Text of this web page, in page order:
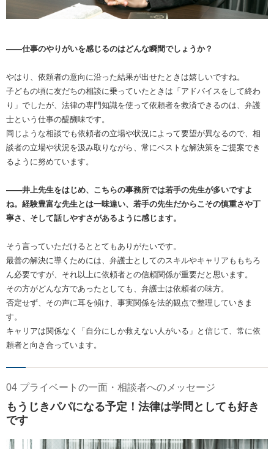
――仕事のやりがいを感じるのはどんな瞬間でしょうか？
やはり、依頼者の意向に沿った結果が出せたときは嬉しいですね。
子どもの頃に友だちの相談に乗っていたときは「アドバイスをして終わ
り」でしたが、法律の専門知識を使って依頼者を救済できるのは、弁護
士という仕事の醍醐味です。
同じような相談でも依頼者の立場や状況によって要望が異なるので、相
談者の立場や状況を汲み取りながら、常にベストな解決策をご提案でき
るように努めています。
――井上先生をはじめ、こちらの事務所では若手の先生が多いですよ
ね。経験豊富な先生とは一味違い、若手の先生だからこその慎重さや丁
寧さ、そして話しやすさがあるように感じます。
そう言っていただけるととてもありがたいです。
最善の解決に導くためには、弁護士としてのスキルやキャリアももちろ
ん必要ですが、それ以上に依頼者との信頼関係が重要だと思います。
その方がどんな方であったとしても、弁護士は依頼者の味方。
否定せず、その声に耳を傾け、事実関係を法的観点で整理していきま
す。
キャリアは関係なく「自分にしか救えない人がいる」と信じて、常に依
頼者と向き合っています。
04 プライベートの一面・相談者へのメッセージ
もうじきパパになる予定！法律は学問としても好き
です